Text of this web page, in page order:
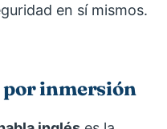
en sí mismos.
por inmersión